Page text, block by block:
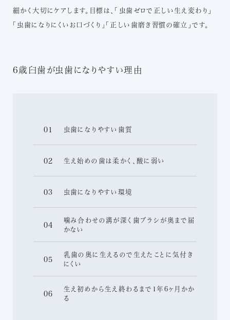
細かく大切にケアします。目標は、「虫歯ゼロで正しい生え変わり」
「虫歯になりにくいお口づくり」「正しい歯磨き習慣の確立」です。
6歳臼歯が虫歯になりやすい理由
01 虫歯になりやすい歯質
02 生え始めの歯は柔かく、酸に弱い
03 虫歯になりやすい環境
04
噛み合わせの溝が深く歯ブラシが奥まで届
かない
05
乳歯の奥に生えるので生えたことに気付き
にくい
06
生え初めから生え終わるまで1年6ヶ月かか
る